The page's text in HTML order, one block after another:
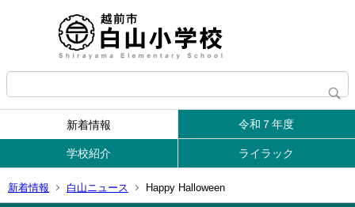
新着情報 令和７年度
学校紹介 ライラック
新着情報 白山ニュース Happy Halloween